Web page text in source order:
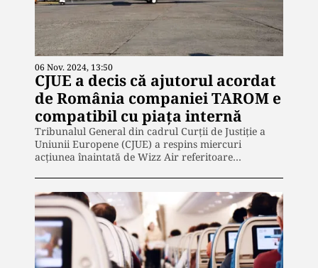
06 Nov. 2024, 13:50
CJUE a decis că ajutorul acordat
de România companiei TAROM e
compatibil cu piața internă
Tribunalul General din cadrul Curţii de Justiţie a
Uniunii Europene (CJUE) a respins miercuri
acţiunea înaintată de Wizz Air referitoare…